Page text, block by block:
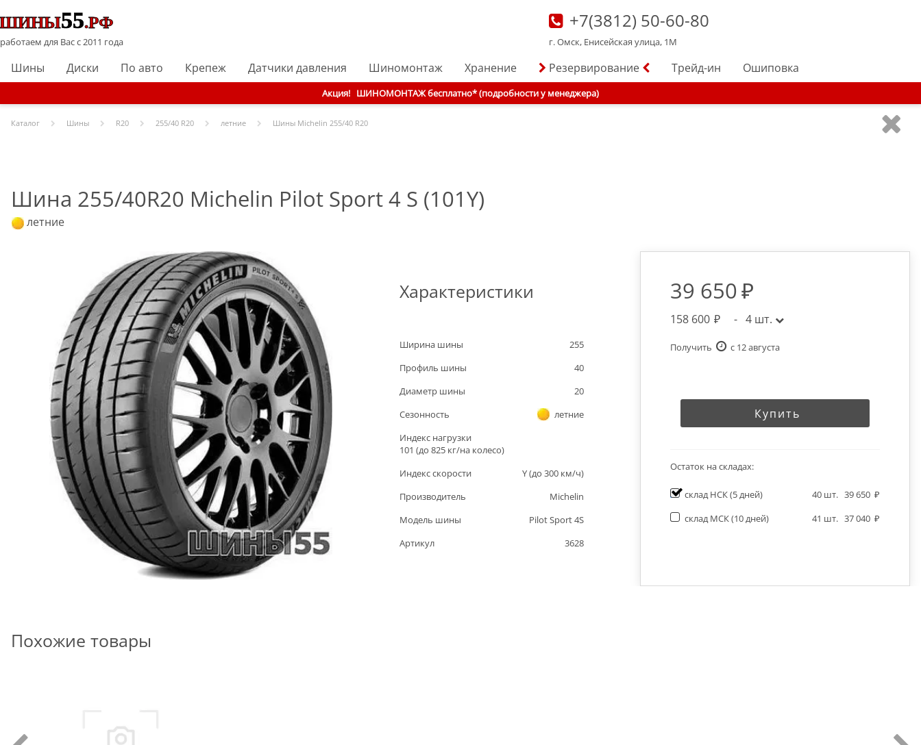
работаем для Вас с 2011 года
+7(3812) 50-60-80
г. Омск, Енисейская улица, 1М
Шины Диски По авто Крепеж Датчики давления Шиномонтаж Хранение Резервирование Трейд-ин Ошиповка
Акция! ШИНОМОНТАЖ бесплатно* (подробности у менеджера)
Каталог Шины R20 255/40 R20 летние Шины Michelin 255/40 R20
Шина 255/40R20 Michelin Pilot Sport 4 S (101Y)
летние
Характеристики
Ширина шины
255
Профиль шины
40
Диаметр шины
20
Сезонность
летние
Индекс нагрузки
101 (до825 кг/на колесо)
Индекс скорости
Y(до300 км/ч)
Производитель
Michelin
Модель шины
Pilot Sport 4S
Артикул
3628
39 650
158 600 - 4 шт.
Получить c 12 августа
Купить
Остаток на складах:
склад НСК(5 дней) 40 шт. 39 650
склад МСК(10 дней) 41 шт. 37 040
Похожие товары